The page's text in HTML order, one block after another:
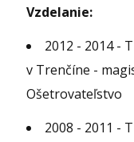
Vzdelanie:
2012 - 2014 -
v Trenčíne -
Ošetrovateľstvo
2008 - 2011 -